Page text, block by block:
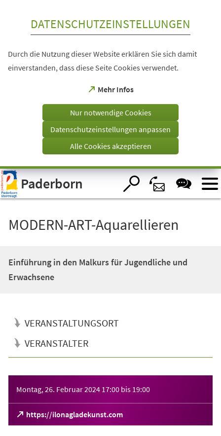
Visuelle
Assistenzsoftware
öffnen.
DATENSCHUTZEINSTELLUNGEN
Durch die Nutzung dieser Website erklären Sie sich damit
einverstanden, dass diese Seite Cookies verwendet.
Mehr Infos
(Öffnet
einem
Tab)
Nur notwendige Cookies
Datenschutzeinstellungen anpassen
Alle Cookies akzeptieren
Paderborn
MODERN-ART-Aquarellieren
Einführung in den Malkurs für Jugendliche und
Erwachsene
VERANSTALTUNGSORT
VERANSTALTER
Montag, 26. Februar 2024 17:00 bis 19:00
https://ilonagladekunst.com
(Öffnet
in